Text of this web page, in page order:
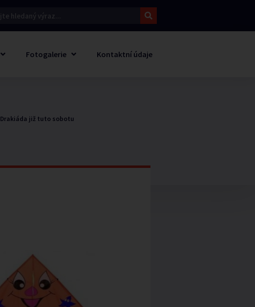
Fotogalerie Kontaktní údaje
Drakiáda již tuto sobotu